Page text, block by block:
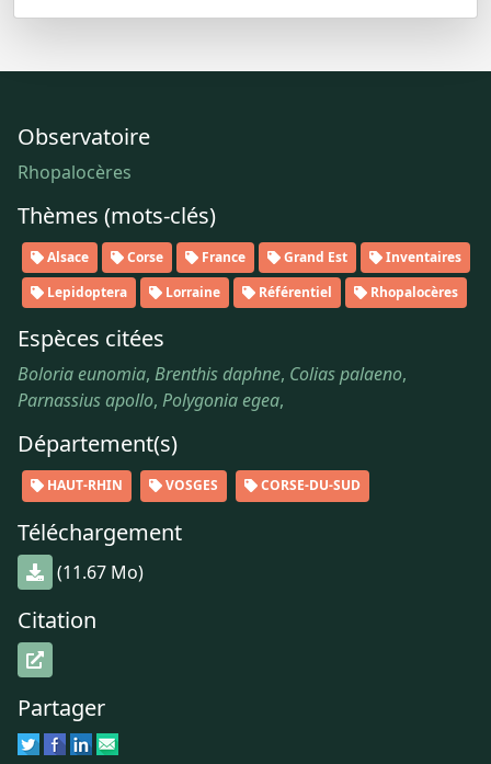
Observatoire
Rhopalocères
Thèmes (mots-clés)
Alsace Corse France Grand Est
Inventaires
Lepidoptera
Lorraine Référentiel Rhopalocères
Espèces citées
Boloria eunomia, Brenthis daphne, Colias palaeno,
Parnassius apollo, Polygonia egea,
Département(s)
HAUT-RHIN VOSGES CORSE-DU-SUD
Téléchargement
(11.67 Mo)
Citation
Partager